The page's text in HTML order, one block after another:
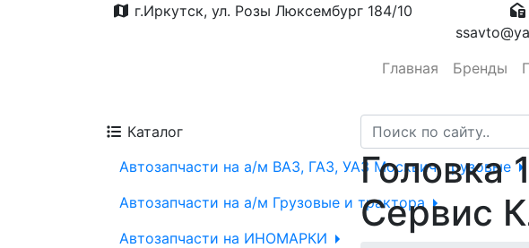
г.Иркутск, ул. Розы Люксембург 184/10
Главная Бренды
Каталог
Автозапчасти на а/м ВАЗ, ГАЗ, УАЗ Москвич, грузовые
Автозапчасти на а/м Грузовые и трактора
Автозапчасти на ИНОМАРКИ
Головка
Сервис